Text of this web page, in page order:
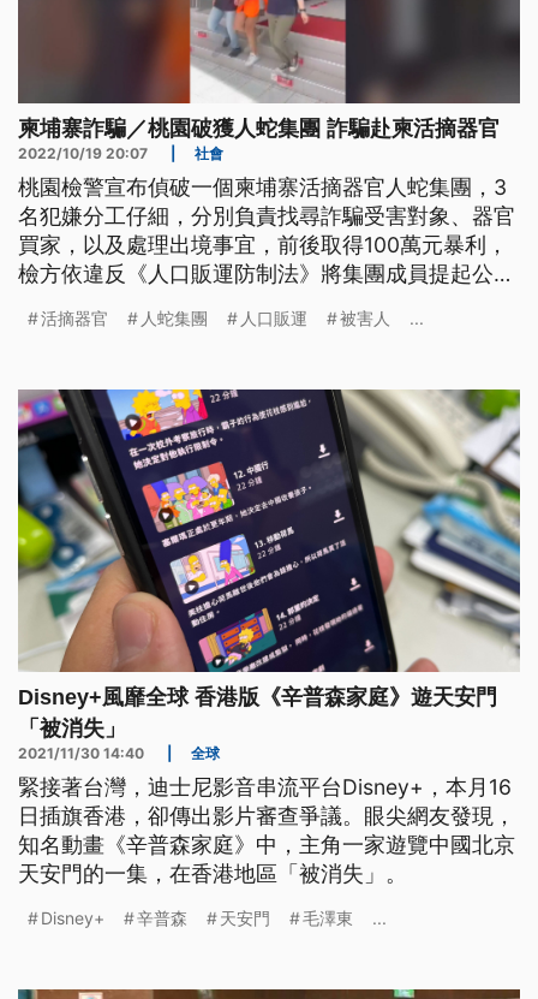
柬埔寨詐騙／桃園破獲人蛇集團 詐騙赴柬活摘器官
2022/10/19 20:07 社會
桃園檢警宣布偵破一個柬埔寨活摘器官人蛇集團，3
名犯嫌分工仔細，分別負責找尋詐騙受害對象、器官
買家，以及處理出境事宜，前後取得100萬元暴利，
檢方依違反《人口販運防制法》將集團成員提起公
活摘器官 人蛇集團 人口販運 被害人 ...
Disney+風靡全球 香港版《辛普森家庭》遊天安門
「被消失」
2021/11/30 14:40 全球
緊接著台灣，迪士尼影音串流平台Disney+，本月16
日插旗香港，卻傳出影片審查爭議。眼尖網友發現，
知名動畫《辛普森家庭》中，主角一家遊覽中國北京
天安門的一集，在香港地區「被消失」。
Disney+ 辛普森 天安門 毛澤東 ...